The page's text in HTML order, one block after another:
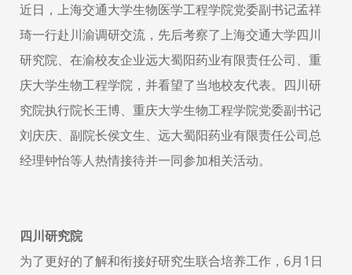
近日，上海交通大学生物医学工程学院党委副书记孟祥
琦一行赴川渝调研交流，先后考察了上海交通大学四川
研究院、在渝校友企业远大蜀阳药业有限责任公司、重
庆大学生物工程学院，并看望了当地校友代表。四川研
究院执行院长王博、重庆大学生物工程学院党委副书记
刘庆庆、副院长侯文生、远大蜀阳药业有限责任公司总
经理钟怡等人热情接待并一同参加相关活动。
四川研究院
为了更好的了解和衔接好研究生联合培养工作，6月1日